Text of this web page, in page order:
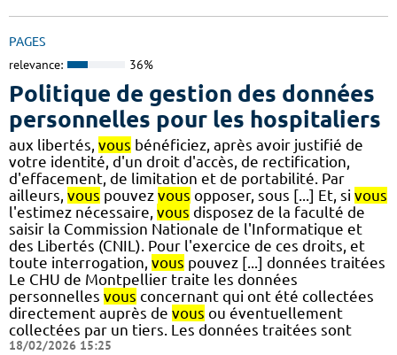
PAGES
relevance: 36%
Politique de gestion des données
personnelles pour les hospitaliers
aux libertés, vous bénéficiez, après avoir justifié de
votre identité, d'un droit d'accès, de rectification,
d'effacement, de limitation et de portabilité. Par
ailleurs, vous pouvez vous opposer, sous [...] Et, si vous
l'estimez nécessaire, vous disposez de la faculté de
saisir la Commission Nationale de l'Informatique et
des Libertés (CNIL). Pour l'exercice de ces droits, et
toute interrogation, vous pouvez [...] données traitées
Le CHU de Montpellier traite les données
personnelles vous concernant qui ont été collectées
directement auprès de vous ou éventuellement
collectées par un tiers. Les données traitées sont
18/02/2026 15:25